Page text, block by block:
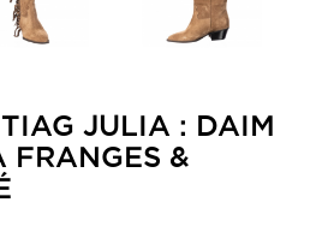
JULIA : DAIM
FRANGES &